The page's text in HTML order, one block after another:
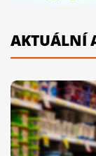
AKTUÁLNÍ